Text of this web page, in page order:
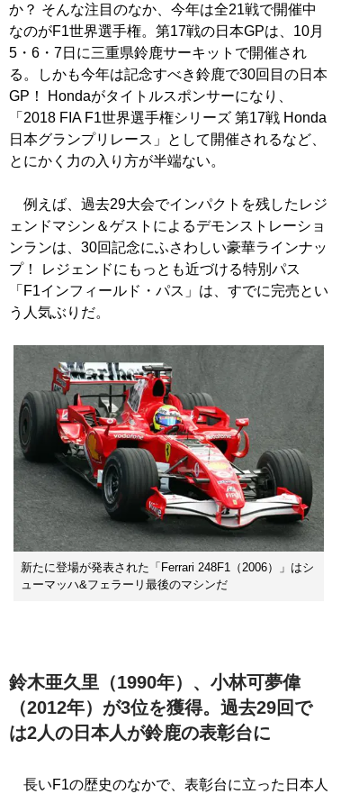
か？ そんな注目のなか、今年は全21戦で開催中
なのがF1世界選手権。第17戦の日本GPは、10月
5・6・7日に三重県鈴鹿サーキットで開催され
る。しかも今年は記念すべき鈴鹿で30回目の日本
GP！ Hondaがタイトルスポンサーになり、
「2018 FIA F1世界選手権シリーズ 第17戦 Honda
日本グランプリレース」として開催されるなど、
とにかく力の入り方が半端ない。
例えば、過去29大会でインパクトを残したレジ
ェンドマシン＆ゲストによるデモンストレーショ
ンランは、30回記念にふさわしい豪華ラインナッ
プ！ レジェンドにもっとも近づける特別パス
「F1インフィールド・パス」は、すでに完売とい
う人気ぶりだ。
新たに登場が発表された「Ferrari 248F1（2006）」はシ
ューマッハ&フェラーリ最後のマシンだ
鈴木亜久里（1990年）、小林可夢偉
（2012年）が3位を獲得。過去29回で
は2人の日本人が鈴鹿の表彰台に
長いF1の歴史のなかで、表彰台に立った日本人